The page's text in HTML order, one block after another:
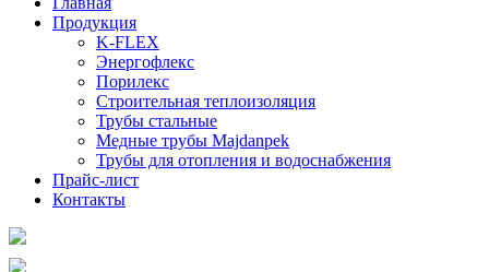
Продукция
K-FLEX
Энергофлекс
Порилекс
Строительная теплоизоляция
Трубы стальные
Медные трубы Majdanpek
Трубы для отопления и водоснабжения
Прайс-лист
Контакты